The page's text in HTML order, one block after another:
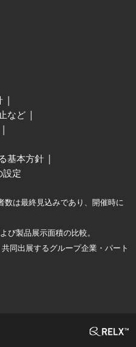
など
基本方針
設定
数は最終見込みであり、開催時に
び製品展示面積の比較。
同出展するグループ企業・パート